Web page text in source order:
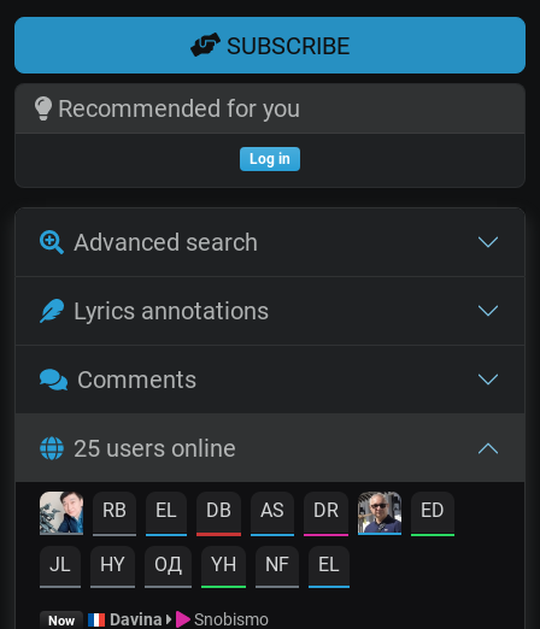
SUBSCRIBE
Recommended for you
Log in
Advanced search
Lyrics annotations
Comments
25 users online
RB EL DB AS DR ED
JL HY OД YH NF EL
Now Davina Snobismo